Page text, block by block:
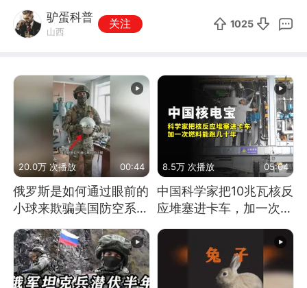
驴蛋科普
山西
关注 1025
20.0万 次播放 00:44
俄罗斯是如何通过眼前的
小球来欺骗美国防空系统
的
8.5万 次播放 05:04
中国科学家把10兆瓦核反
应堆塞进卡车，加一次燃
料能跑几十年